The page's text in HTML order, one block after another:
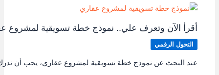
أقرأ الآن وتعرف علي.. نموذج خطة تسويقية لمشروع
التحول الرقمي
عند البحث عن نموذج خطة تسويقية لمشروع عقاري، يجب أن